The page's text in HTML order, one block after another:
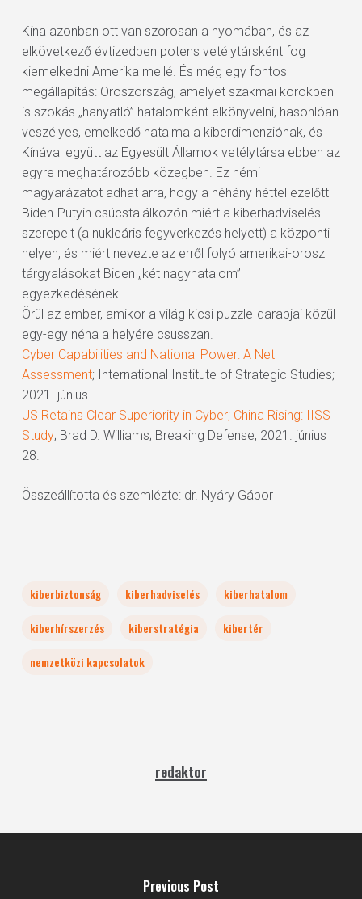
Kína azonban ott van szorosan a nyomában, és az
elkövetkező évtizedben potens vetélytársként fog
kiemelkedni Amerika mellé. És még egy fontos
megállapítás: Oroszország, amelyet szakmai körökben
is szokás „hanyatló” hatalomként elkönyvelni, hasonlóan
veszélyes, emelkedő hatalma a kiberdimenziónak, és
Kínával együtt az Egyesült Államok vetélytársa ebben az
egyre meghatározóbb közegben. Ez némi
magyarázatot adhat arra, hogy a néhány héttel ezelőtti
Biden-Putyin csúcstalálkozón miért a kiberhadviselés
szerepelt (a nukleáris fegyverkezés helyett) a központi
helyen, és miért nevezte az erről folyó amerikai-orosz
tárgyalásokat Biden „két nagyhatalom”
egyezkedésének.
Örül az ember, amikor a világ kicsi puzzle-darabjai közül
egy-egy néha a helyére csusszan.
Cyber Capabilities and National Power: A Net
Assessment; International Institute of Strategic Studies;
2021. június
US Retains Clear Superiority in Cyber; China Rising: IISS
Study; Brad D. Williams; Breaking Defense, 2021. június
28.
Összeállította és szemlézte: dr. Nyáry Gábor
kiberbiztonság kiberhadviselés
kiberhatalom
kiberhírszerzés
kiberstratégia
kibertér
nemzetközi kapcsolatok
redaktor
Previous Post